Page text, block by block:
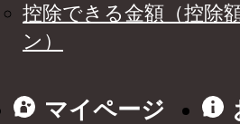
控除できる金額（控除
ン）
マイページ